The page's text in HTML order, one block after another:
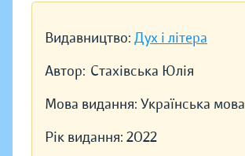
Видавництво: Дух і літера
Автор: Стахівська Юлія
Мова видання: Українська мова
Рік видання: 2022